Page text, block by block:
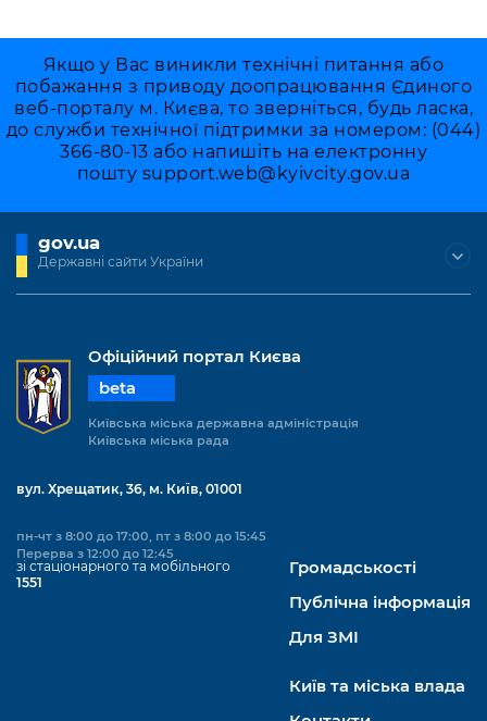
Якщо у Вас виникли технічні питання або
побажання з приводу доопрацювання Єдиного
веб-порталу м. Києва, то зверніться, будь ласка,
до служби технічної підтримки за номером: (044)
366-80-13 або напишіть на електронну
пошту support.web@kyivcity.gov.ua
gov.ua
Державні сайти України
Офіційний портал Києва
beta
Київська міська державна адміністрація
Київська міська рада
вул. Хрещатик, 36, м. Київ, 01001
пн-чт з 8:00 до 17:00, пт з 8:00 до 15:45
Перерва з 12:00 до 12:45
зі стаціонарного та мобільного
1551
Громадськості
Публічна інформація
Для ЗМІ
Київ та міська влада